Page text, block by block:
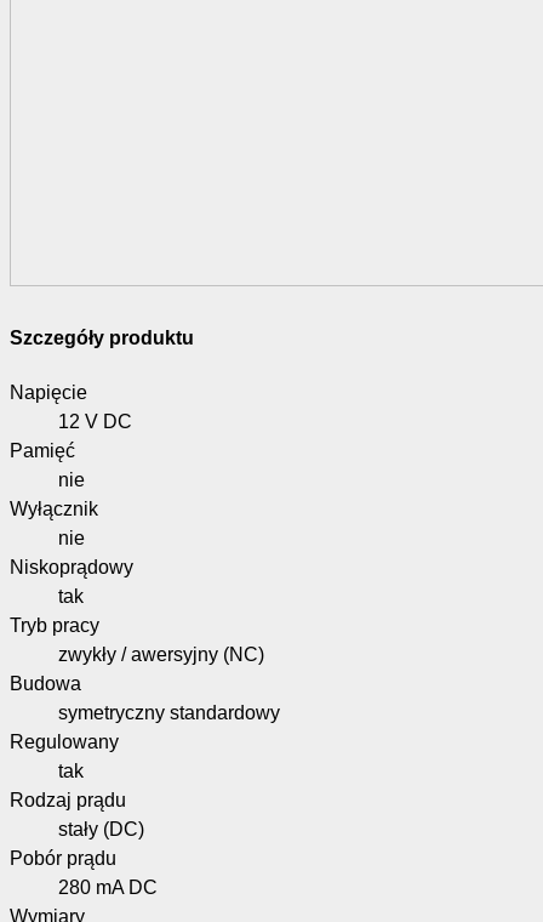
Szczegóły produktu
Napięcie
12 V DC
Pamięć
nie
Wyłącznik
nie
Niskoprądowy
tak
Tryb pracy
zwykły / awersyjny (NC)
Budowa
symetryczny standardowy
Regulowany
tak
Rodzaj prądu
stały (DC)
Pobór prądu
280 mA DC
Wymiary